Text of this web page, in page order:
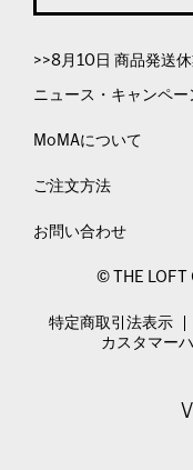
>>8月10日 商品発送
ニュース・キャンペー
MoMAについて
ご注文方法
お問い合わせ
© THE LOFT
特定商取引法表示
カスタマー